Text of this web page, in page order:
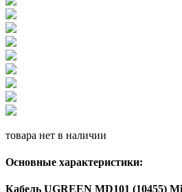
товара нет в наличии
Основные характеристики:
Кабель UGREEN MD101 (10455)